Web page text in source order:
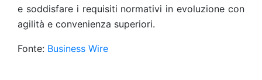
e soddisfare i requisiti normativi in evoluzione con
agilità e convenienza superiori.
Fonte: Business Wire